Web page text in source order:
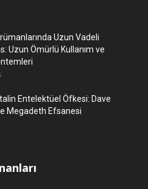
Uzun Vadeli
Uzun Ömürlü Kullanım ve
Entelektüel Öfkesi: Dave
Megadeth Efsanesi